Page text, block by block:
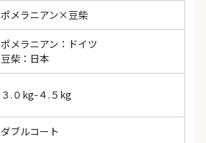
ポメラニアン×豆柴
ポメラニアン：ドイツ
豆柴：日本
３.０kg-４.５kg
ダブルコート